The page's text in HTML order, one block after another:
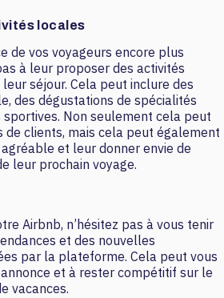
locales
de vos voyageurs encore plus
à leur proposer des activités
séjour. Cela peut inclure des
des dégustations de spécialités
Non seulement cela peut
de clients, mais cela peut également
et leur donner envie de
leur prochain voyage.
Airbnb, n’hésitez pas à vous tenir
et des nouvelles
par la plateforme. Cela peut vous
et à rester compétitif sur le
vacances.